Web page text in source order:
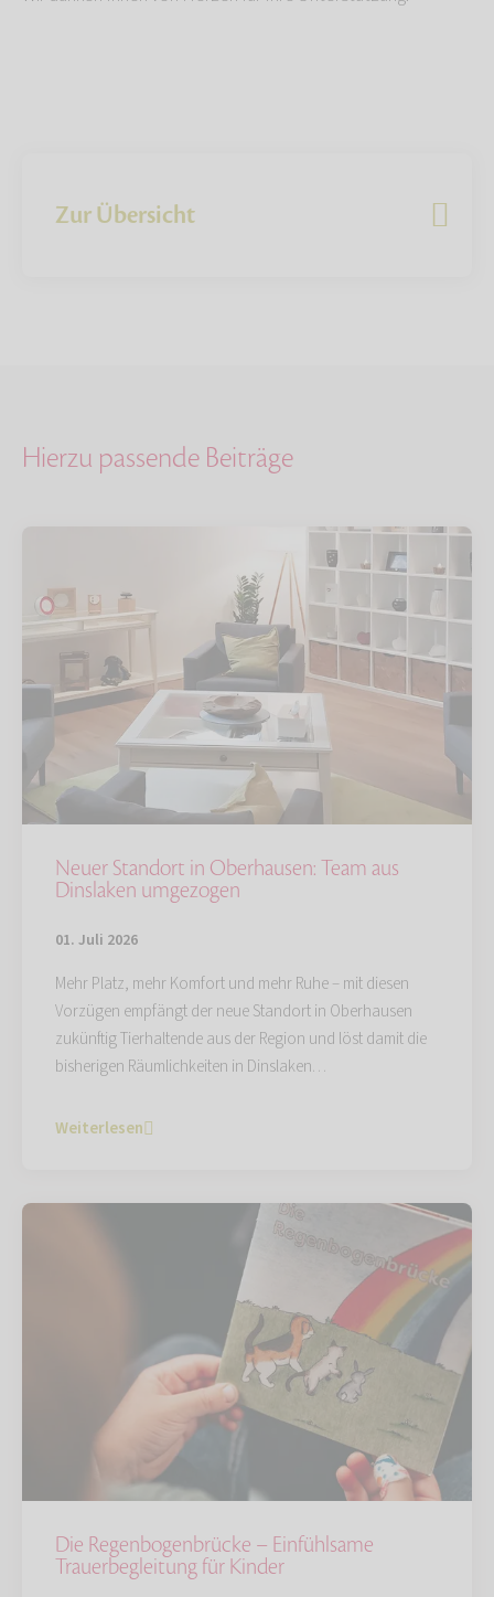
Zur Übersicht
Hierzu passende Beiträge
Neuer Standort in Oberhausen: Team aus
Dinslaken umgezogen
01. Juli 2026
Mehr Platz, mehr Komfort und mehr Ruhe – mit diesen
Vorzügen empfängt der neue Standort in Oberhausen
zukünftig Tierhaltende aus der Region und löst damit die
bisherigen Räumlichkeiten in Dinslaken…
Weiterlesen
Die Regenbogenbrücke – Einfühlsame
Trauerbegleitung für Kinder